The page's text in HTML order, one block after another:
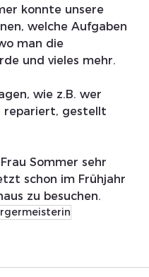
konnte unsere
welche Aufgaben
man die
und vieles mehr.
wie z.B. wer
repariert, gestellt
Sommer sehr
schon im Frühjahr
zu besuchen.